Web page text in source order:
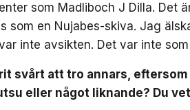
som Madliboch J Dilla. Det
som en Nujabes-skiva. Jag
inte avsikten. Det var inte
svårt att tro annars,
eller något liknande? Du